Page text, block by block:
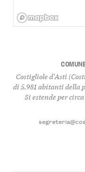
Costigliole d'Asti
di 5.981 abitanti della
Si estende per